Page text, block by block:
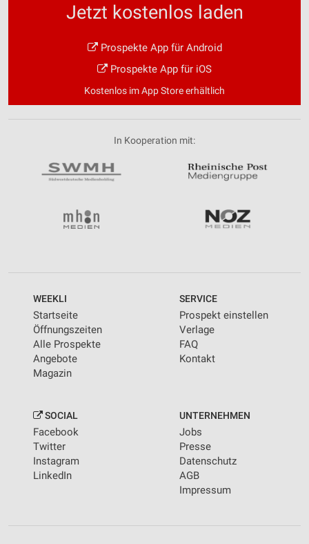
Jetzt kostenlos laden
Prospekte App für Android
Prospekte App für iOS
Kostenlos im App Store erhältlich
In Kooperation mit:
WEEKLI
Startseite
Öffnungszeiten
Alle Prospekte
Angebote
Magazin
SERVICE
Prospekt einstellen
Verlage
FAQ
Kontakt
SOCIAL
Facebook
Twitter
Instagram
LinkedIn
UNTERNEHMEN
Jobs
Presse
Datenschutz
AGB
Impressum